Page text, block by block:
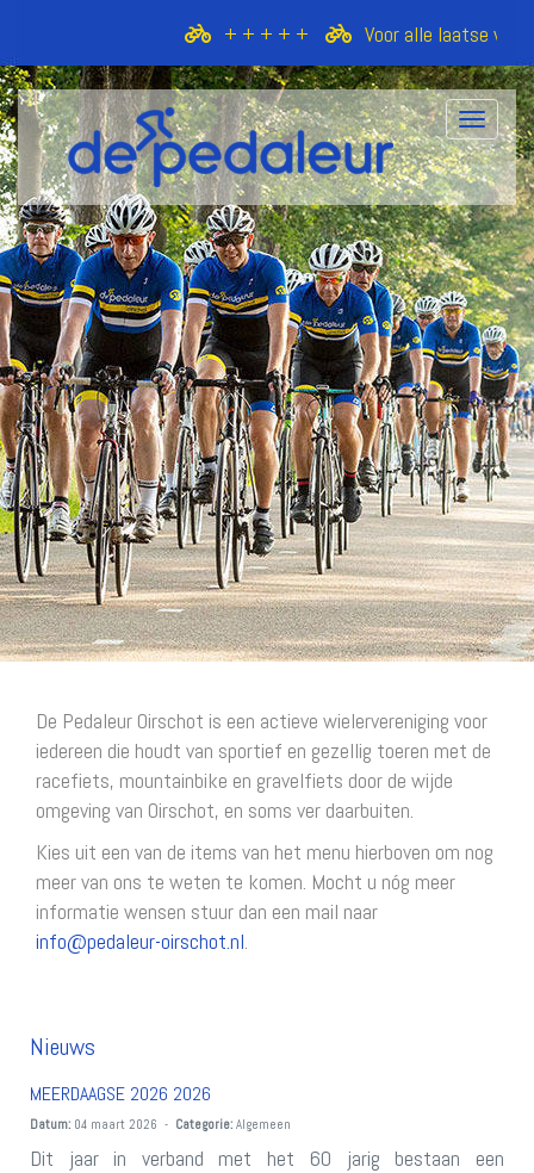
+ + + + + Voor alle laatse
Toggle
De Pedaleur Oirschot is een actieve wielervereniging voor
iedereen die houdt van sportief en gezellig toeren met de
racefiets, mountainbike en gravelfiets door de wijde
omgeving van Oirschot, en soms ver daarbuiten.
Kies uit een van de items van het menu hierboven om nog
meer van ons te weten te komen. Mocht u nóg meer
informatie wensen stuur dan een mail naar
ofni@pedaleur-oirschot.nl.
Nieuws
MEERDAAGSE 2026 2026
Datum: 04 maart 2026 - Categorie: Algemeen
Dit jaar in verband met het 60 jarig bestaan een